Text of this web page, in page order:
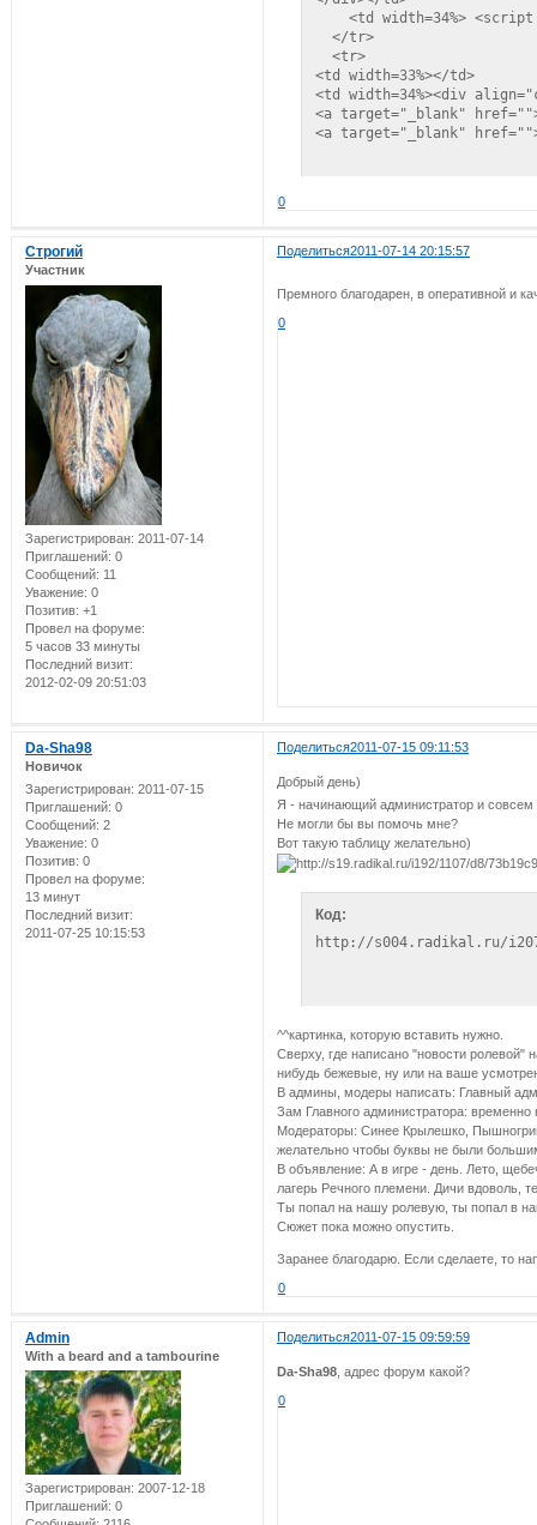
<td width=34%>
  </tr>
  <tr>
<td width=33%></td>
<td width=34%><div
<a target="_blank"
<a target="_blank"
<a style="font-size:12pt;"
<a style="font-size:12pt;"
<a style="font-size:12pt;"
0
Поделиться2011-07-14 20:15:57
Строгий
Участник
Зарегистрирован: 2011-07-14
Приглашений: 0
Сообщений: 11
Уважение: 0
Позитив: +1
Провел на форуме:
5 часов 33 минуты
Последний визит:
2012-02-09 20:51:03
Премного благодарен, в оперативной и
0
Поделиться2011-07-15 09:11:53
Da-Sha98
Новичок
Зарегистрирован: 2011-07-15
Приглашений: 0
Сообщений: 2
Уважение: 0
Позитив: 0
Провел на форуме:
13 минут
Последний визит:
2011-07-25 10:15:53
Добрый день)
Я - начинающий администратор и
Не могли бы вы помочь мне?
Вот такую таблицу желательно)
Код:
http://s004.radikal.ru/
^^картинка, которую вставить нужно.
Сверху, где написано "новости
нибудь бежевые, ну или на ваше
В админы, модеры написать: Главный
Зам Главного администратора: временно
Модераторы: Синее Крылешко,
желательно чтобы буквы не были
В объявление: А в игре - день. Лето,
лагерь Речного племени. Дичи вдоволь,
Ты попал на нашу ролевую, ты попал в
Сюжет пока можно опустить.
Заранее благодарю. Если сделаете, то
0
Поделиться2011-07-15 09:59:59
Admin
With a beard and a tambourine
Зарегистрирован: 2007-12-18
Приглашений: 0
Da-Sha98, адрес форум какой?
0